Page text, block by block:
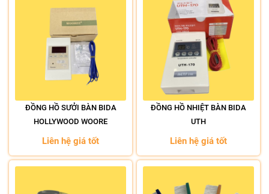
ĐỒNG HỒ SƯỞI BÀN BIDA
HOLLYWOOD WOORE
Liên hệ giá tốt
ĐỒNG HỒ NHIỆT BÀN BIDA
UTH
Liên hệ giá tốt